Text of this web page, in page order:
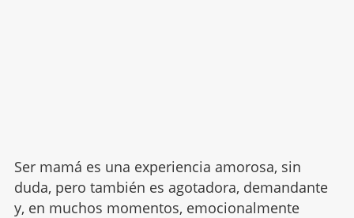
Ser mamá es una experiencia amorosa, sin
duda, pero también es agotadora, demandante
y, en muchos momentos, emocionalmente